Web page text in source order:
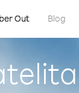
Out Blog